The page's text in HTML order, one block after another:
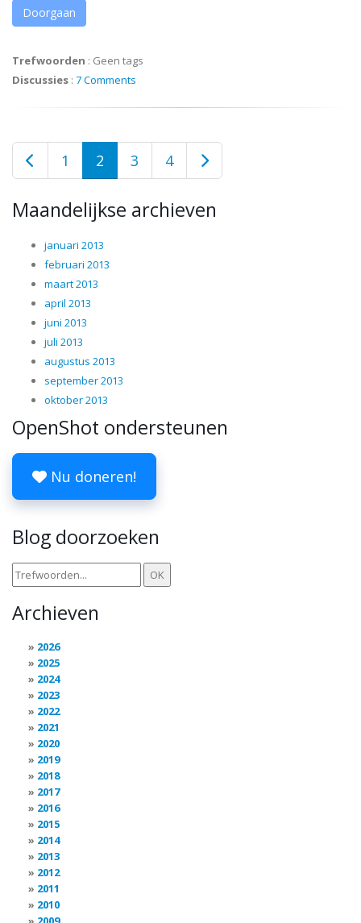
Doorgaan
Trefwoorden : Geen tags
Discussies : 7 Comments
1 2 3 4
Maandelijkse archieven
januari 2013
februari 2013
maart 2013
april 2013
juni 2013
juli 2013
augustus 2013
september 2013
oktober 2013
OpenShot ondersteunen
Nu doneren!
Blog doorzoeken
Archieven
2026
2025
2024
2023
2022
2021
2020
2019
2018
2017
2016
2015
2014
2013
2012
2011
2010